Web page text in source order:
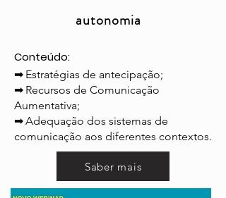
autonomia
Conteúdo:
➡ Estratégias de antecipação;
➡ Recursos de Comunicação
Aumentativa;
➡Adequação dos sistemas de
comunicação aos diferentes contextos.
Saber mais